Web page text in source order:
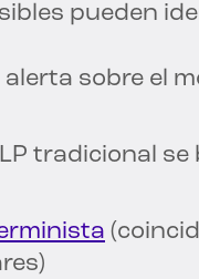
pueden
alerta sobre el
tradicional se